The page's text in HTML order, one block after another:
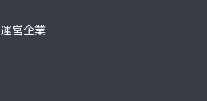
運営企業